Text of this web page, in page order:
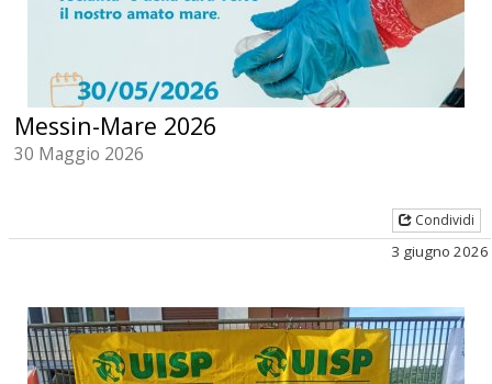
Messin-Mare 2026
30 Maggio 2026
Condividi
3 giugno 2026